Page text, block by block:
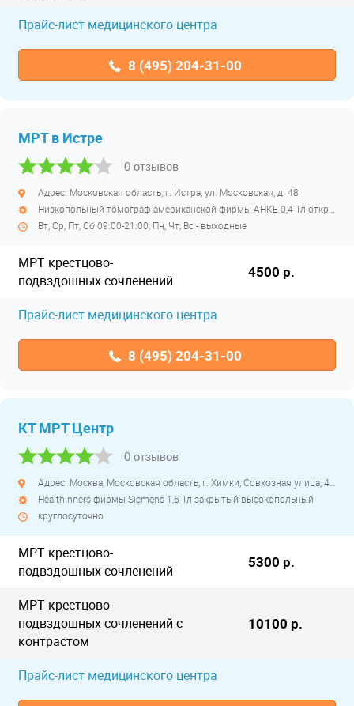
Прайс-лист медицинского центра
8 (495) 204-31-00
МРТ в Истре
0 отзывов
Адрес: Московская область, г. Истра, ул. Московская, д. 48
Вт, Ср, Пт, Сб 09:00-21:00; Пн, Чт, Вс - выходные
МРТ крестцово-
подвздошных сочленений
4500 р.
Прайс-лист медицинского центра
8 (495) 204-31-00
КТ МРТ Центр
0 отзывов
Healthinners фирмы Siemens 1,5 Тл закрытый высокопольный
круглосуточно
МРТ крестцово-
подвздошных сочленений
5300 р.
МРТ крестцово-
подвздошных сочленений с
контрастом
10100 р.
Прайс-лист медицинского центра